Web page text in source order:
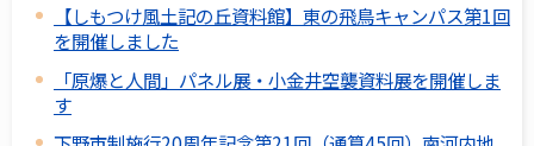
【しもつけ風土記の丘資料館】東の飛鳥キャンパス第1回
を開催しました
「原爆と人間」パネル展・小金井空襲資料展を開催しま
す